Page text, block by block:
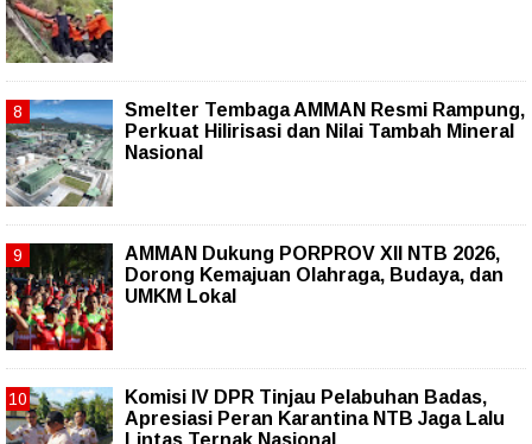
Smelter Tembaga AMMAN Resmi Rampung,
Perkuat Hilirisasi dan Nilai Tambah Mineral
Nasional
AMMAN Dukung PORPROV XII NTB 2026,
Dorong Kemajuan Olahraga, Budaya, dan
UMKM Lokal
Komisi IV DPR Tinjau Pelabuhan Badas,
Apresiasi Peran Karantina NTB Jaga Lalu